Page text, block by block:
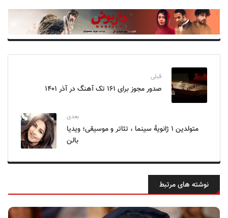
قبلی
صدور مجوز برای ۱۶۱ تک آهنگ در آذر ۱۴۰۱
بعدی
متولدین ۱ ژانویهٔ سینما ، تئاتر و موسیقی؛ ویدیا
بالن
نوشته های مرتبط